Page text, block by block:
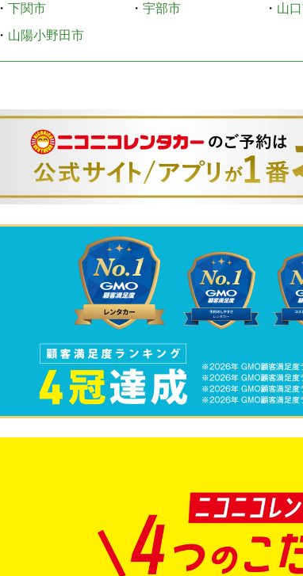
・ 下関市 ・ 宇部市 ・ 山
・ 山陽小野田市